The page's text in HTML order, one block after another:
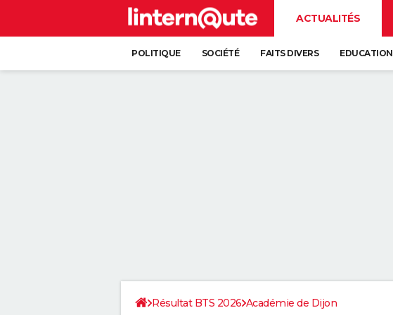
ACTUALITÉS
POLITIQUE SOCIÉTÉ FAITS DIVERS EDUCATION
Résultat BTS 2026 Académie de Dijon